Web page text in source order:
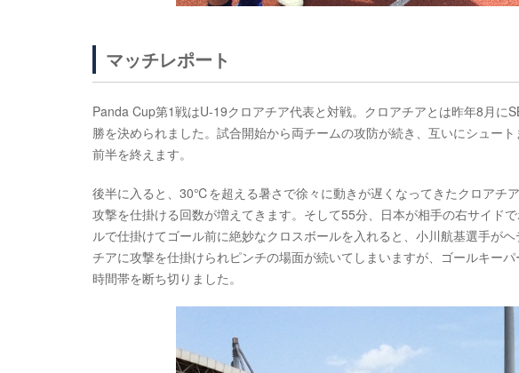
マッチレポート
Panda Cup第1戦はU-19クロアチア代表と対戦。クロアチアとは昨年8月に
勝を決められました。試合開始から両チームの攻防が続き、互いにシュー
前半を終えます。
後半に入ると、30℃を超える暑さで徐々に動きが遅くなってきたクロアチ
攻撃を仕掛ける回数が増えてきます。そして55分、日本が相手の右サイド
ルで仕掛けてゴール前に絶妙なクロスボールを入れると、小川航基選手が
チアに攻撃を仕掛けられピンチの場面が続いてしまいますが、ゴールキー
時間帯を断ち切りました。